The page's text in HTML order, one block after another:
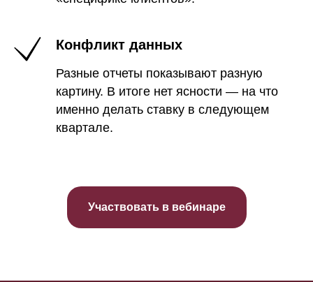
Конфликт данных
Разные отчеты показывают разную
картину. В итоге нет ясности — на что
именно делать ставку в следующем
квартале.
Участвовать в вебинаре